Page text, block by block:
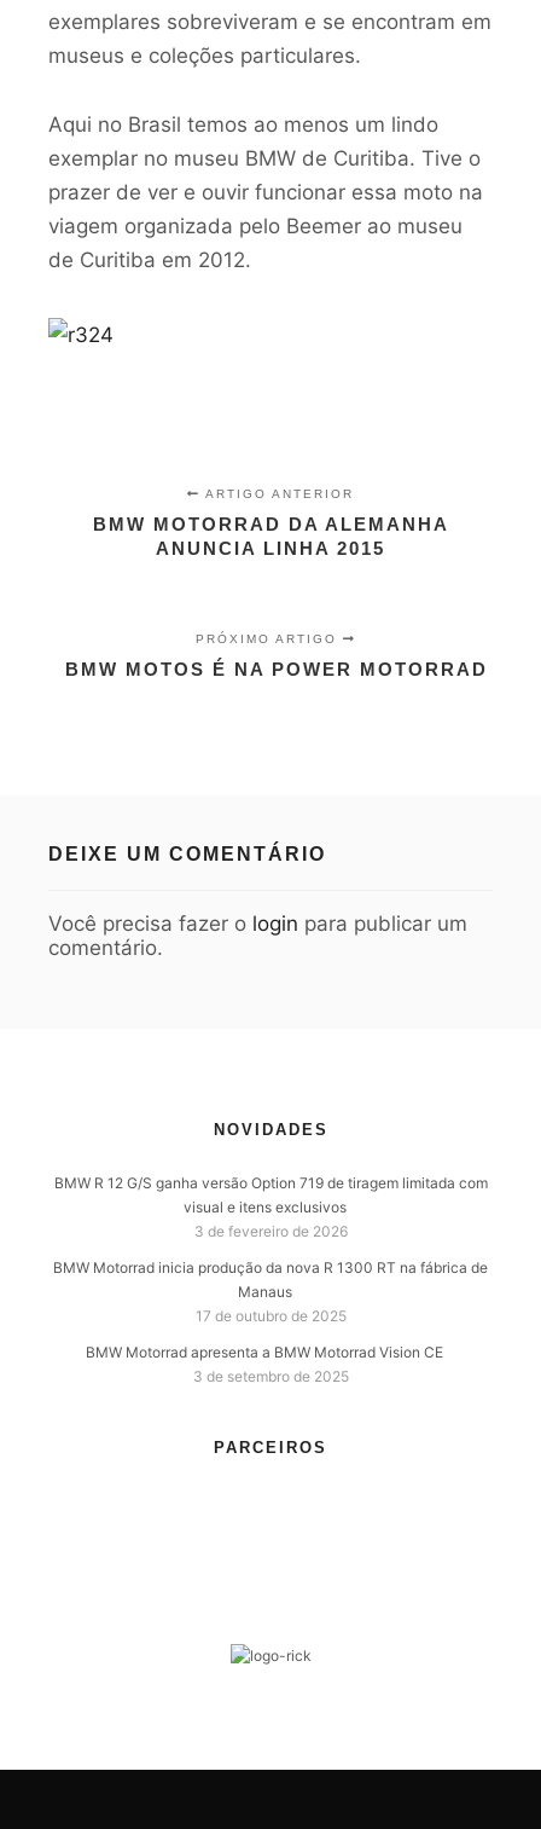
exemplares sobreviveram e se encontram em
museus e coleções particulares.
Aqui no Brasil temos ao menos um lindo
exemplar no museu BMW de Curitiba. Tive o
prazer de ver e ouvir funcionar essa moto na
viagem organizada pelo Beemer ao museu
de Curitiba em 2012.
ARTIGO ANTERIOR
BMW MOTORRAD DA ALEMANHA
ANUNCIA LINHA 2015
PRÓXIMO ARTIGO
BMW MOTOS É NA POWER MOTORRAD
DEIXE UM COMENTÁRIO
Você precisa fazer o login para publicar um
comentário.
NOVIDADES
BMW R 12 G/S ganha versão Option 719 de tiragem limitada com
visual e itens exclusivos
3 de fevereiro de 2026
BMW Motorrad inicia produção da nova R 1300 RT na fábrica de
Manaus
17 de outubro de 2025
BMW Motorrad apresenta a BMW Motorrad Vision CE
3 de setembro de 2025
PARCEIROS